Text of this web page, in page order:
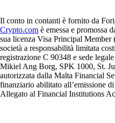
Il conto in contanti è fornito da
Crypto.com è emessa e promossa
sua licenza Visa Principal
società a responsabilità limitata
registrazione C 90348 e sede
Mikiel Ang Borg, SPK 1000, St.
autorizzata dalla Malta Financial
finanziario abilitato all’emissione
Allegato al Financial Institutions